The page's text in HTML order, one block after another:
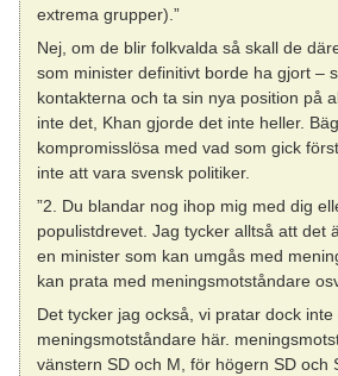
extrema grupper).”
Nej, om de blir folkvalda så skall de
som minister definitivt borde ha gjort –
kontakterna och ta sin nya position på
inte det, Khan gjorde det inte heller.
kompromisslösa med vad som gick
inte att vara svensk politiker.
”2. Du blandar nog ihop mig med dig
populistdrevet. Jag tycker alltså att det
en minister som kan umgås med
kan prata med meningsmotståndare
Det tycker jag också, vi pratar dock inte
meningsmotståndare här.
vänstern SD och M, för högern SD och